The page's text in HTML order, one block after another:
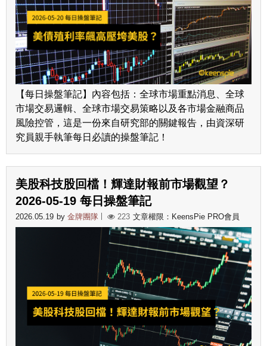
【每日操盤筆記】內容包括：全球市場重點消息、全球
市場交易邏輯、全球市場交易策略以及各市場金融商品
風險控管，這是一份來自研究部的關鍵報告，由資深研
究員親手執筆每日必讀的操盤筆記！
美股科技股回檔！輝達財報前市場觀望？
2026-05-19 每日操盤筆記
2026.05.19 by 金牌團隊 223 文章權限：KeensPie PRO會員